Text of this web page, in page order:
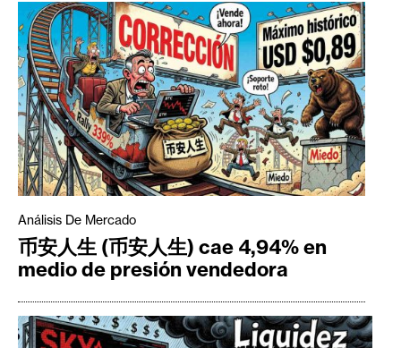
Análisis De Mercado
币安人生 (币安人生) cae 4,94% en
medio de presión vendedora